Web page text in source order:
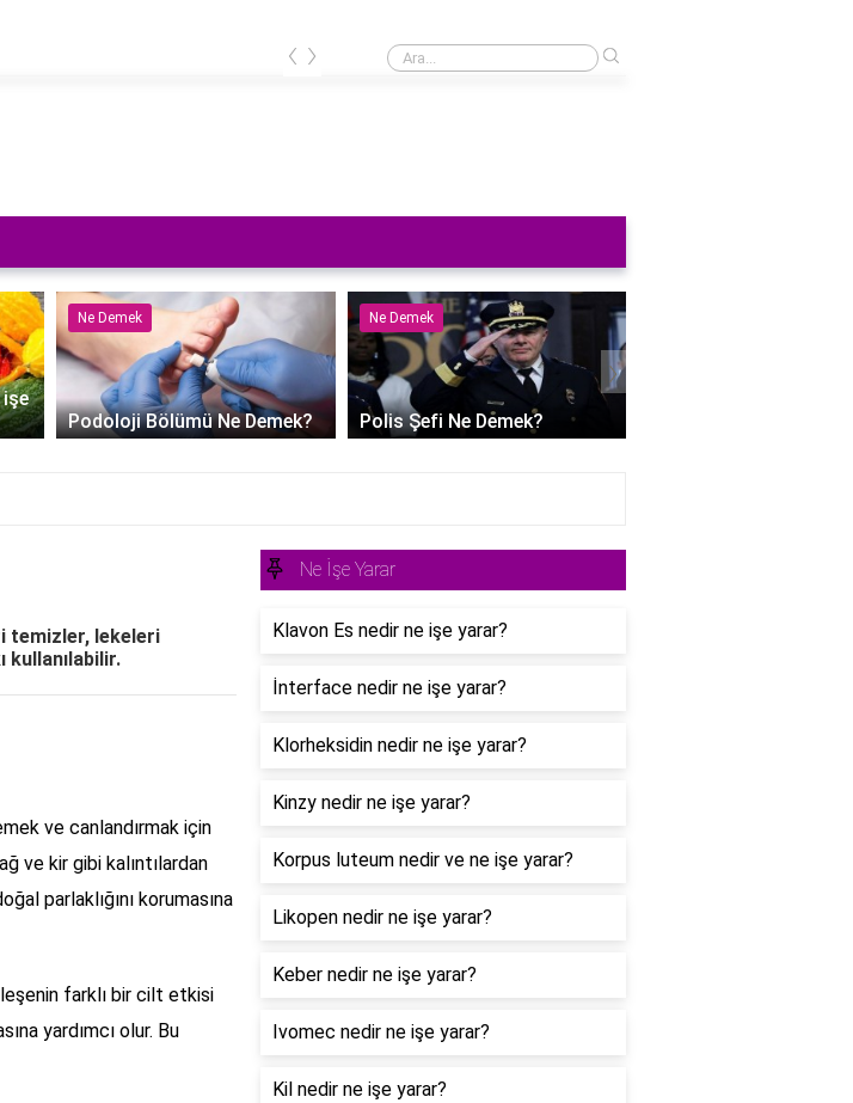
En ünlü yemek festivalleri
‹ ›
işe
Ne Demek
Podoloji Bölümü Ne Demek?
Ne Demek
Polis Şefi Ne Demek?
›
temizler, lekeleri
kullanılabilir.
ve canlandırmak için
ve kir gibi kalıntılardan
parlaklığını korumasına
farklı bir cilt etkisi
yardımcı olur. Bu
Ne İşe Yarar
Klavon Es nedir ne işe yarar?
İnterface nedir ne işe yarar?
Klorheksidin nedir ne işe yarar?
Kinzy nedir ne işe yarar?
Korpus luteum nedir ve ne işe yarar?
Likopen nedir ne işe yarar?
Keber nedir ne işe yarar?
Ivomec nedir ne işe yarar?
Kil nedir ne işe yarar?